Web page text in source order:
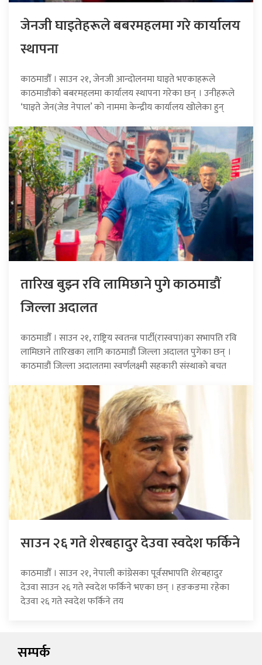
जेनजी घाइतेहरूले बबरमहलमा गरे कार्यालय
स्थापना
काठमाडौँ । साउन २१, जेनजी आन्दोलनमा घाइते भएकाहरूले
काठमाडौंको बबरमहलमा कार्यालय स्थापना गरेका छन् । उनीहरूले
‘घाइते जेन(जेड नेपाल’ को नाममा केन्द्रीय कार्यालय खोलेका हुन्
तारिख बुझ्न रवि लामिछाने पुगे काठमाडौं
जिल्ला अदालत
काठमाडौँ । साउन २१, राष्ट्रिय स्वतन्त्र पार्टी(रास्वपा)का सभापति रवि
लामिछाने तारिखका लागि काठमाडौं जिल्ला अदालत पुगेका छन् ।
काठमाडौं जिल्ला अदालतमा स्वर्णलक्ष्मी सहकारी संस्थाको बचत
साउन २६ गते शेरबहादुर देउवा स्वदेश फर्किने
काठमाडौँ । साउन २१, नेपाली कांग्रेसका पूर्वसभापति शेरबहादुर
देउवा साउन २६ गते स्वदेश फर्किने भएका छन् । हङकङमा रहेका
देउवा २६ गते स्वदेश फर्किने तय
सम्पर्क